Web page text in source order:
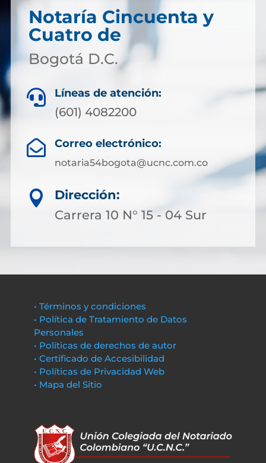
Notaría Cincuenta y
Cuatro de
Bogotá D.C.
 Líneas de atención:
(601) 4082200
 Correo electrónico:
notaria54bogota@ucnc.com.co

Dirección:
Carrera 10 N° 15 - 04 Sur
• Términos y condiciones
• Política de Tratamiento de Datos
Personales
• Políticas de derechos de autor
• Certificado de Accesibilidad
• Políticas de Privacidad Web
• Mapa del Sitio